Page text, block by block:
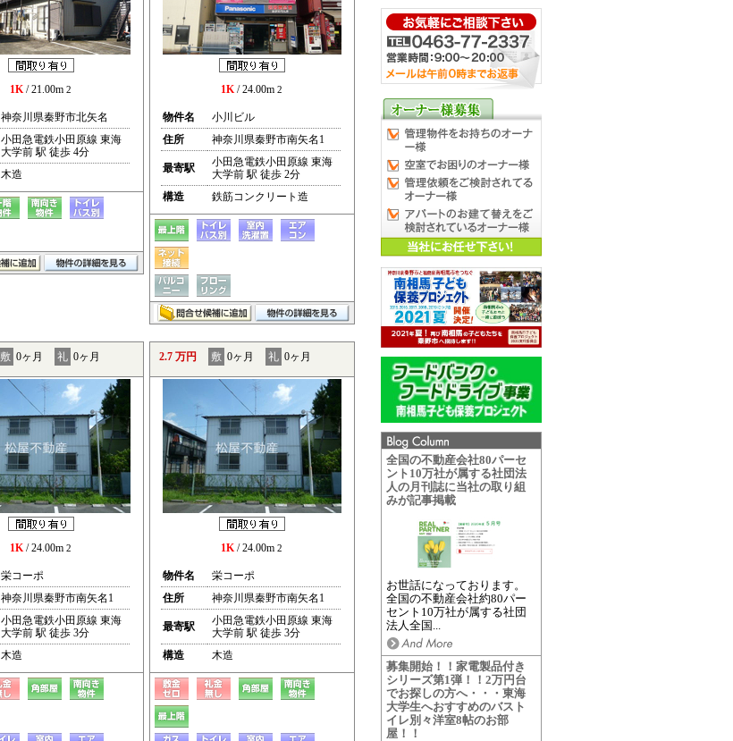
全国の不動産会社80パーセ
ント10万社が属する社団法
人の月刊誌に当社の取り組
みが記事掲載
お世話になっております。
全国の不動産会社約80パー
セント10万社が属する社団
法人全国...
募集開始！！家電製品付き
シリーズ第1弾！！2万円台
でお探しの方へ・・・東海
大学生へおすすめのバスト
イレ別々洋室8帖のお部
屋！！
1K/ 21.00m 2
神奈川県秦野市北矢名
小田急電鉄小田原線 東海
大学前 駅 徒歩 4分
木造
1K/ 24.00m 2
物件名
小川ビル
住所
神奈川県秦野市南矢名1
最寄駅
小田急電鉄小田原線 東海
大学前 駅 徒歩 2分
構造
鉄筋コンクリート造
敷 0ヶ月 礼 0ヶ月
1K/ 24.00m 2
栄コーポ
神奈川県秦野市南矢名1
小田急電鉄小田原線 東海
大学前 駅 徒歩 3分
木造
2.7 万円 敷 0ヶ月 礼 0ヶ月
1K/ 24.00m 2
物件名
栄コーポ
住所
神奈川県秦野市南矢名1
最寄駅
小田急電鉄小田原線 東海
大学前 駅 徒歩 3分
構造
木造